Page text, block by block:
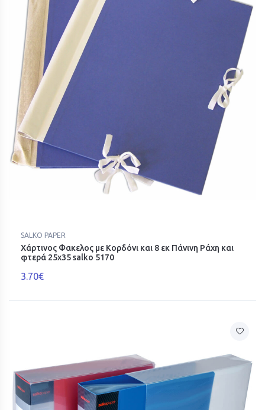
SALKO PAPER
Χάρτινος Φακελος με Κορδόνι και 8 εκ Πάνινη Ράχη και
φτερά 25x35 salko 5170
3.70€